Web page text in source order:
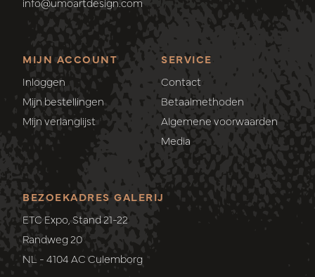
MIJN ACCOUNT
Inloggen
Mijn bestellingen
Mijn verlanglijst
SERVICE
Contact
Betaalmethoden
Algemene voorwaarden
Media
BEZOEKADRES GALERIJ
ETC Expo, Stand 21-22
Randweg 20
NL - 4104 AC Culemborg